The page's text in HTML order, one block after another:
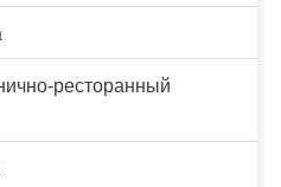
ресторанный